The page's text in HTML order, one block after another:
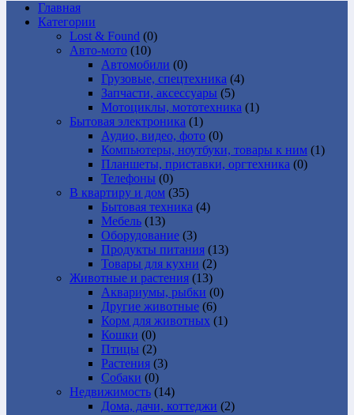
Главная
Категории
Lost & Found (0)
Авто-мото (10)
Автомобили (0)
Грузовые, спецтехника (4)
Запчасти, аксессуары (5)
Мотоциклы, мототехника (1)
Бытовая электроника (1)
Аудио, видео, фото (0)
Компьютеры, ноутбуки, товары к ним (1)
Планшеты, приставки, оргтехника (0)
Телефоны (0)
В квартиру и дом (35)
Бытовая техника (4)
Мебель (13)
Оборудование (3)
Продукты питания (13)
Товары для кухни (2)
Животные и растения (13)
Аквариумы, рыбки (0)
Другие животные (6)
Корм для животных (1)
Кошки (0)
Птицы (2)
Растения (3)
Собаки (0)
Недвижимость (14)
Дома, дачи, коттеджи (2)